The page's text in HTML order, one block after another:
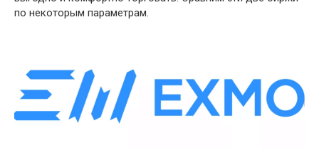
по некоторым параметрам.